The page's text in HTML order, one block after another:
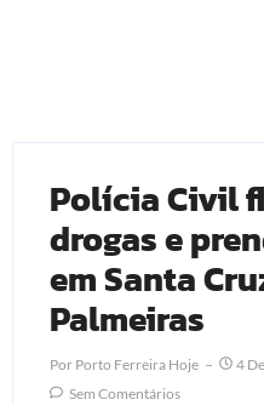
Polícia Civil
drogas e
em Santa
Palmeiras
Por Porto Ferreira Hoje
4
Sem Comentários